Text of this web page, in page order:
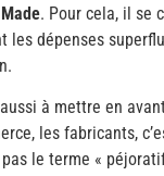
. Pour cela, il se
les dépenses
à mettre en
les fabricants,
pas le terme «